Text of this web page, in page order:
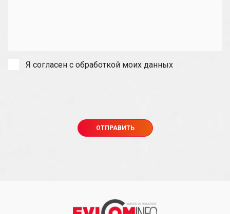
Я согласен с обработкой моих данных